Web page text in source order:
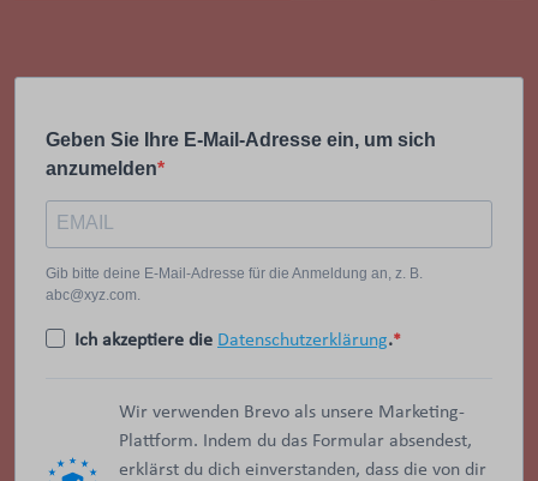
Geben Sie Ihre E-Mail-Adresse ein, um sich
anzumelden
Gib bitte deine E-Mail-Adresse für die Anmeldung an, z. B.
abc@xyz.com.
Ich akzeptiere die Datenschutzerklärung.
Wir verwenden Brevo als unsere Marketing-
Plattform. Indem du das Formular absendest,
erklärst du dich einverstanden, dass die von dir